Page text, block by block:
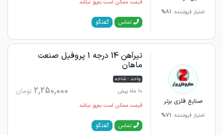
امتیاز فروشنده: 81%
قیمت ممکن است به‌روز نباشد
تماس گفتگو
صنایع فلزی برتر
امتیاز فروشنده: 71%
تیرآهن 14 درجه 1 پروفیل صنعت
ماهان
واحد : شاخه
10 ماه پیش
2,250,000 تومان
قیمت ممکن است به‌روز نباشد
تماس گفتگو